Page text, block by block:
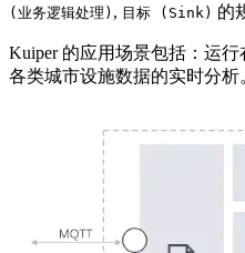
(业务逻辑处理) , 目标 (Sink) 的
Kuiper 的应用场景包括：运
各类城市设施数据的实时分